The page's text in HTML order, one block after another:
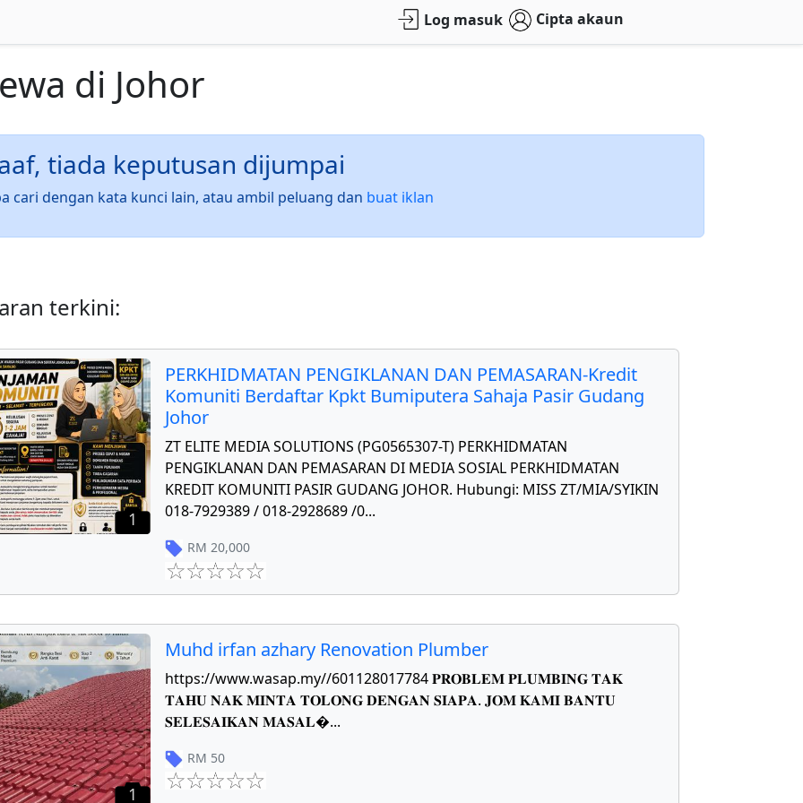
Log masuk Cipta akaun
di Johor
tiada keputusan dijumpai
cari dengan kata kunci lain, atau ambil peluang dan buat iklan
terkini:
1
PERKHIDMATAN PENGIKLANAN DAN PEMASARAN-Kredit
Komuniti Berdaftar Kpkt Bumiputera Sahaja Pasir Gudang
Johor
ZT ELITE MEDIA SOLUTIONS (PG0565307-T) PERKHIDMATAN
PENGIKLANAN DAN PEMASARAN DI MEDIA SOSIAL PERKHIDMATAN
KREDIT KOMUNITI PASIR GUDANG JOHOR. Hubungi: MISS ZT/MIA/SYIKIN
018-7929389 / 018-2928689 /0...
RM 20,000
1
Muhd irfan azhary Renovation Plumber
https://www.wasap.my//601128017784 𝐏𝐑𝐎𝐁𝐋𝐄𝐌 𝐏𝐋𝐔𝐌𝐁𝐈𝐍𝐆 𝐓𝐀𝐊
𝐓𝐀𝐇𝐔 𝐍𝐀𝐊 𝐌𝐈𝐍𝐓𝐀 𝐓𝐎𝐋𝐎𝐍𝐆 𝐃𝐄𝐍𝐆𝐀𝐍 𝐒𝐈𝐀𝐏𝐀. 𝐉𝐎𝐌 𝐊𝐀𝐌𝐈 𝐁𝐀𝐍𝐓𝐔
𝐒𝐄𝐋𝐄𝐒𝐀𝐈𝐊𝐀𝐍 𝐌𝐀𝐒𝐀𝐋...
RM 50